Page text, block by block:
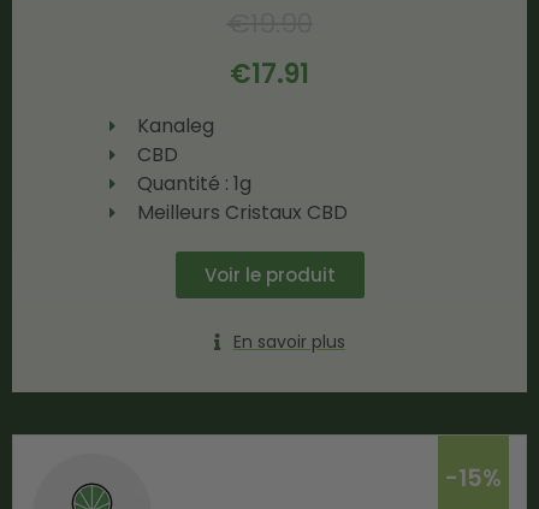
€17.91
Kanaleg
CBD
Quantité : 1g
Meilleurs Cristaux CBD
Voir le produit
En savoir plus
-15%